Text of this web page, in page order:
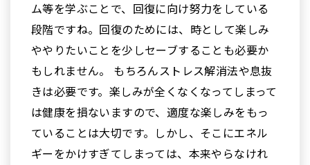
ム等を学ぶことで、回復に向け努力をしている
段階ですね。回復のためには、時として楽しみ
ややりたいことを少しセーブすることも必要か
もしれません。 もちろんストレス解消法や息抜
きは必要です。楽しみが全くなくなってしまって
は健康を損ないますので、適度な楽しみをもっ
ていることは大切です。しかし、そこにエネル
ギーをかけすぎてしまっては、本来やらなけれ